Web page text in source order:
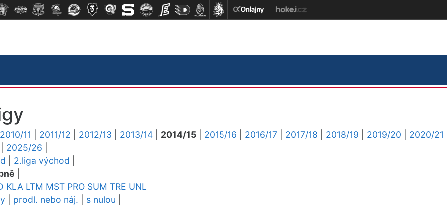
2010/11 2011/12 2012/13 2013/14 2014/15 2015/16 2016/17 2017/18 2018/19 2019/20
2020/21
2025/26
2.liga východ
KLA LTM MST PRO SUM TRE UNL
prodl. nebo náj. s nulou